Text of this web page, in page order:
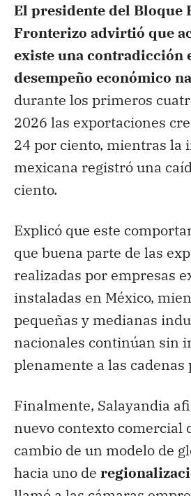
El presidente del Bloque
Fronterizo advirtió que
existe una contradicción
desempeño económico
durante los primeros
2026 las exportaciones
24 por ciento, mientras la
mexicana registró una
ciento.
Explicó que este
que buena parte de las
realizadas por empresas
instaladas en México,
pequeñas y medianas
nacionales continúan sin
plenamente a las cadenas
Finalmente, Salayandia
nuevo contexto comercial
cambio de un modelo de
hacia uno de